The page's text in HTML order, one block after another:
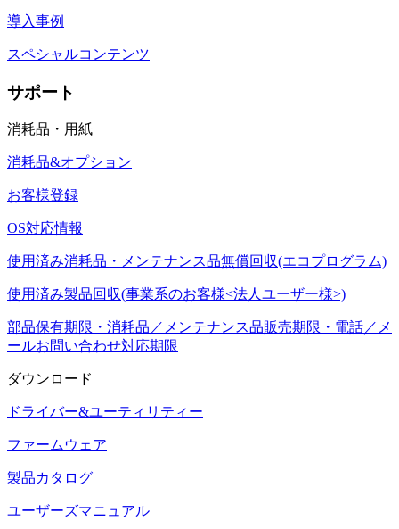
導入事例
スペシャルコンテンツ
サポート
消耗品・用紙
消耗品&オプション
お客様登録
OS対応情報
使用済み消耗品・メンテナンス品無償回収(エコプログラム)
使用済み製品回収(事業系のお客様<法人ユーザー様>)
部品保有期限・消耗品／メンテナンス品販売期限・電話／メ
ールお問い合わせ対応期限
ダウンロード
ドライバー&ユーティリティー
ファームウェア
製品カタログ
ユーザーズマニュアル